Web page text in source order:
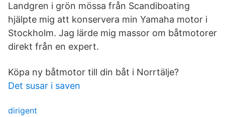
Landgren i grön mössa från Scandiboating
hjälpte mig att konservera min Yamaha motor i
Stockholm. Jag lärde mig massor om båtmotorer
direkt från en expert.
Köpa ny båtmotor till din båt i Norrtälje?
Det susar i saven
dirigent